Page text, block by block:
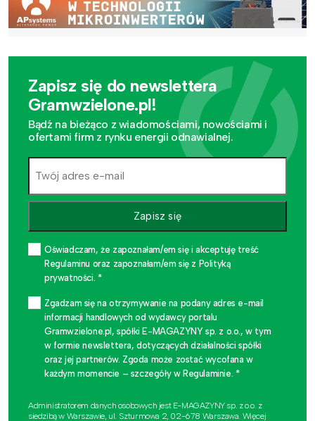
Zapisz się do newslettera
Gramwzielone.pl!
Bądź na bieżąco z wiadomościami, nowościami i
ofertami firm z rynku energii odnawialnej.
Zapisz się
Oświadczam, że zapoznałam/em się i akceptuję treść
Regulaminu oraz zapoznałam/em się z Polityką
prywatności. *
Zgadzam się na otrzymywanie na podany adres e-mail
informacji handlowych od wydawcy portalu
Gramwzielone.pl, spółki E-MAGAZYNY sp. z o.o., w tym
w formie newslettera, dotyczących działalności spółki
oraz jej partnerów. Zgoda może zostać wycofana w
każdym momencie – szczegóły w Regulaminie. *
Administratorem danych osobowych jest E-MAGAZYNY sp. z o.o. z
siedzibą w Warszawie, ul. Szturmowa 2, 02-678 Warszawa. Więcej